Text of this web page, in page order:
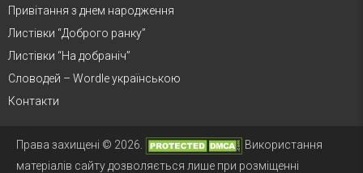
Привітання з днем народження
Листівки “Доброго ранку”
Листівки “На добраніч”
Словодей – Wordle українською
Контакти
Права захищені © 2026.
Використання
матеріалів сайту дозволяється лише при розміщенні